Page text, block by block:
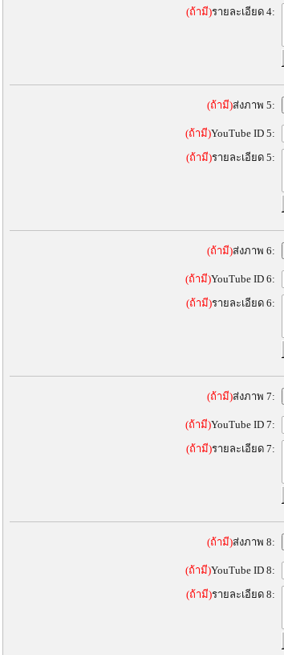
(ถ้ามี)รายละเอียด 4:
(ถ้ามี)ส่งภาพ 5:
(ถ้ามี)YouTube ID 5:
(ถ้ามี)รายละเอียด 5:
(ถ้ามี)ส่งภาพ 6:
(ถ้ามี)YouTube ID 6:
(ถ้ามี)รายละเอียด 6:
(ถ้ามี)ส่งภาพ 7:
(ถ้ามี)YouTube ID 7:
(ถ้ามี)รายละเอียด 7:
(ถ้ามี)ส่งภาพ 8:
(ถ้ามี)YouTube ID 8:
(ถ้ามี)รายละเอียด 8: